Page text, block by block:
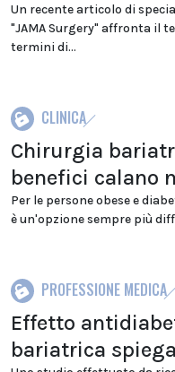
Un recente articolo di
"JAMA Surgery" affronta il
termini di...
CLINICA
Chirurgia
benefici calano
Per le persone obese e
è un'opzione sempre più
PROFESSIONE MEDICA
Effetto
bariatrica